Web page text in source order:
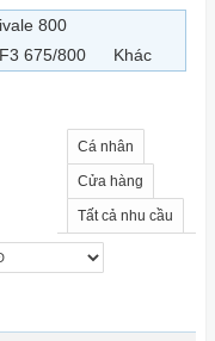
800
F3 675/800 Khác
Cá nhân
Cửa hàng
Tất cả nhu cầu